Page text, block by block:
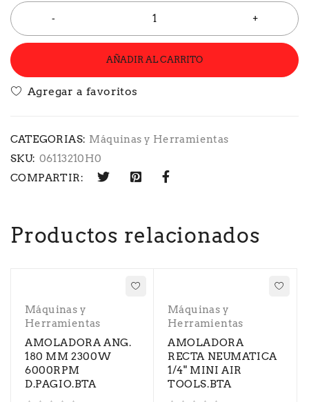
AÑADIR AL CARRITO
CATEGORIAS: Máquinas y Herramientas
SKU: 06113210H0
COMPARTIR:
Productos relacionados
Máquinas y
Herramientas
AMOLADORA ANG.
180 MM 2300W
6000RPM
D.PAGIO.BTA
Máquinas y
Herramientas
AMOLADORA
RECTA NEUMATICA
1/4" MINI AIR
TOOLS.BTA